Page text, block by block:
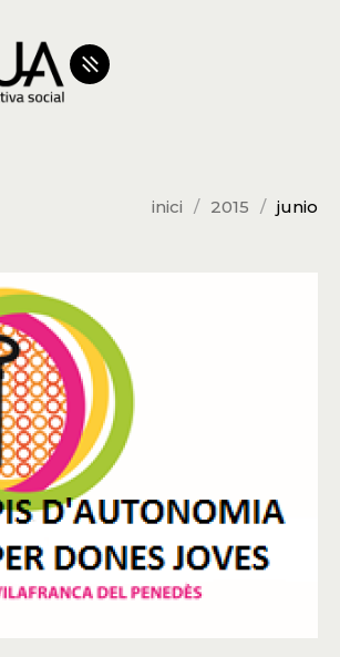
inici 2015 junio